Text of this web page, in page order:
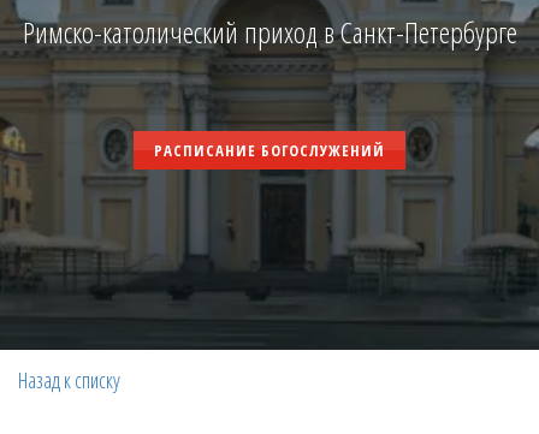
Римско-католический приход в Санкт-Петербурге
РАСПИСАНИЕ БОГОСЛУЖЕНИЙ
Назад к списку